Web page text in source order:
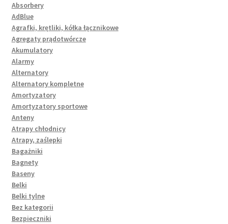
Absorbery
AdBlue
Agrafki, krętliki, kółka łącznikowe
Agregaty prądotwórcze
Akumulatory
Alarmy
Alternatory
Alternatory kompletne
Amortyzatory
Amortyzatory sportowe
Anteny
Atrapy chłodnicy
Atrapy, zaślepki
Bagażniki
Bagnety
Baseny
Belki
Belki tylne
Bez kategorii
Bezpieczniki